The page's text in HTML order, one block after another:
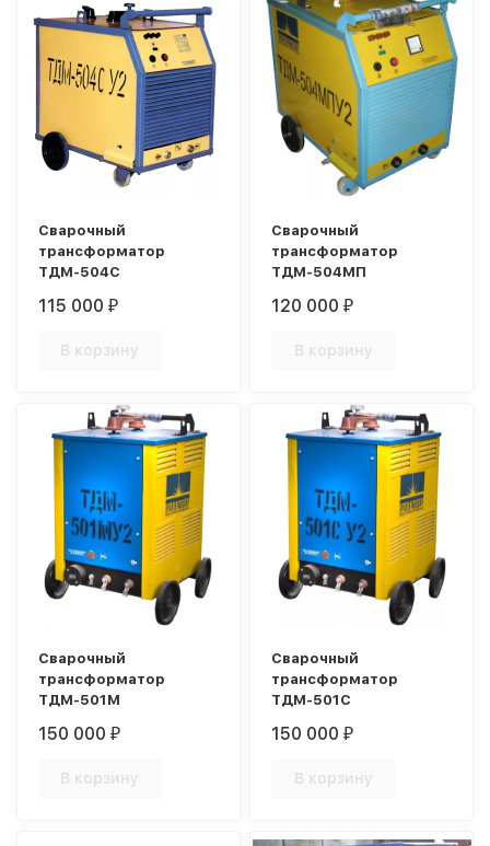
Сварочный
трансформатор
ТДМ-504С
115 000₽
В корзину
Сварочный
трансформатор
ТДМ-504МП
120 000₽
В корзину
Сварочный
трансформатор
ТДМ-501М
150 000₽
В корзину
Сварочный
трансформатор
ТДМ-501С
150 000₽
В корзину